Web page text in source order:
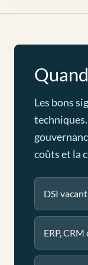
Les bons
coûts et la
DSI
ERP,